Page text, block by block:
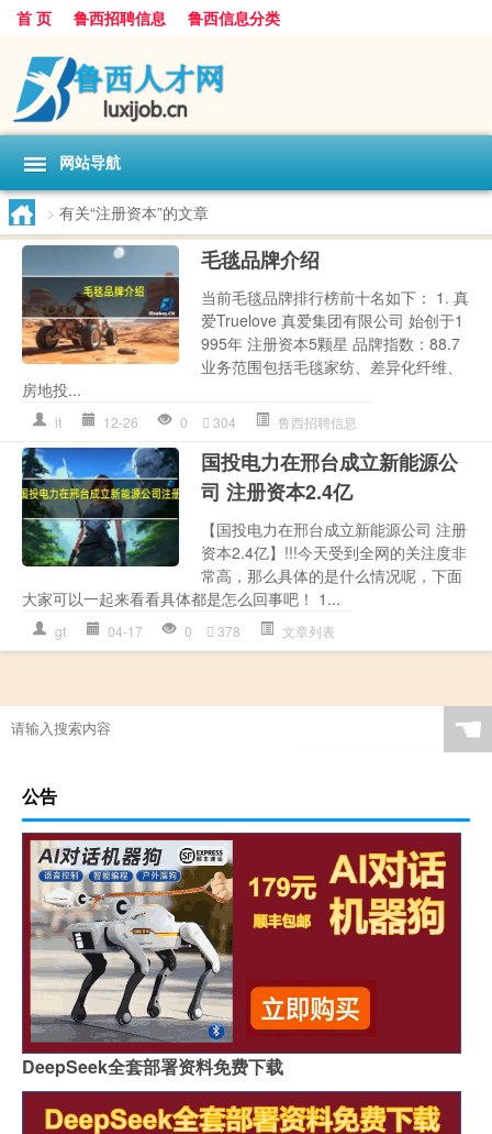
首 页 鲁西招聘信息 鲁西信息分类
网站导航
> 有关“注册资本”的文章
毛毯品牌介绍
当前毛毯品牌排行榜前十名如下： 1. 真
爱Truelove 真爱集团有限公司 始创于1
995年 注册资本5颗星 品牌指数：88.7
业务范围包括毛毯家纺、差异化纤维、
房地投...
lt 12-26 0 304 鲁西招聘信息
国投电力在邢台成立新能源公
司 注册资本2.4亿
【国投电力在邢台成立新能源公司 注册
资本2.4亿】!!!今天受到全网的关注度非
常高，那么具体的是什么情况呢，下面
大家可以一起来看看具体都是怎么回事吧！ 1...
gt 04-17 0 378 文章列表
☚
公告
DeepSeek全套部署资料免费下载